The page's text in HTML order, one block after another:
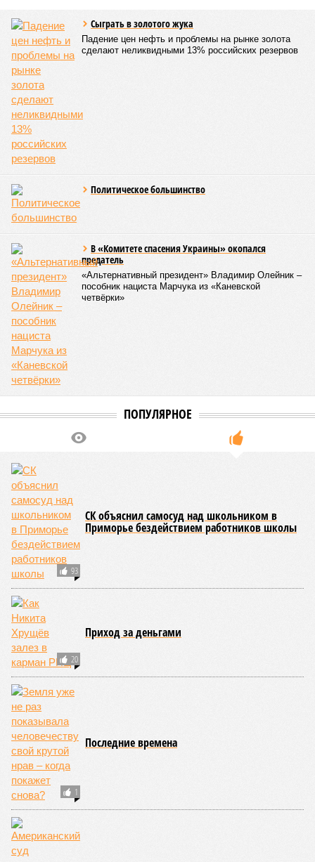
Сыграть в золотого жука
Падение цен нефть и проблемы на рынке золота
сделают неликвидными 13% российских резервов
Политическое большинство
В «Комитете спасения Украины» окопался
предатель
«Альтернативный президент» Владимир Олейник –
пособник нациста Марчука из «Каневской
четвёрки»
ПОПУЛЯРНОЕ
93
СК объяснил самосуд над школьником в
Приморье бездействием работников школы
20
Приход за деньгами
1
Последние времена